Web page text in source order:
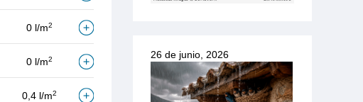
0 l/m2
0 l/m2
0,4 l/m2
26 de junio, 2026